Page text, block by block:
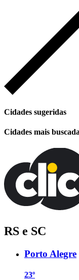
Cidades sugeridas
Cidades mais
RS e SC
Porto Alegre
23º